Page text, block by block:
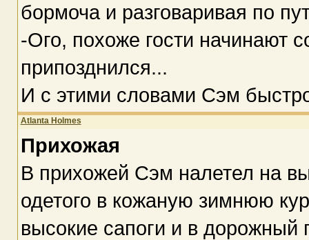
бормоча и разговаривая по
-Ого, похоже гости начинают
припозднился...
И с этими словами Сэм
Atlanta Holmes
Прихожая
В прихожей Сэм налетел на
одетого в кожаную зимнюю
высокие сапоги и в дорожный